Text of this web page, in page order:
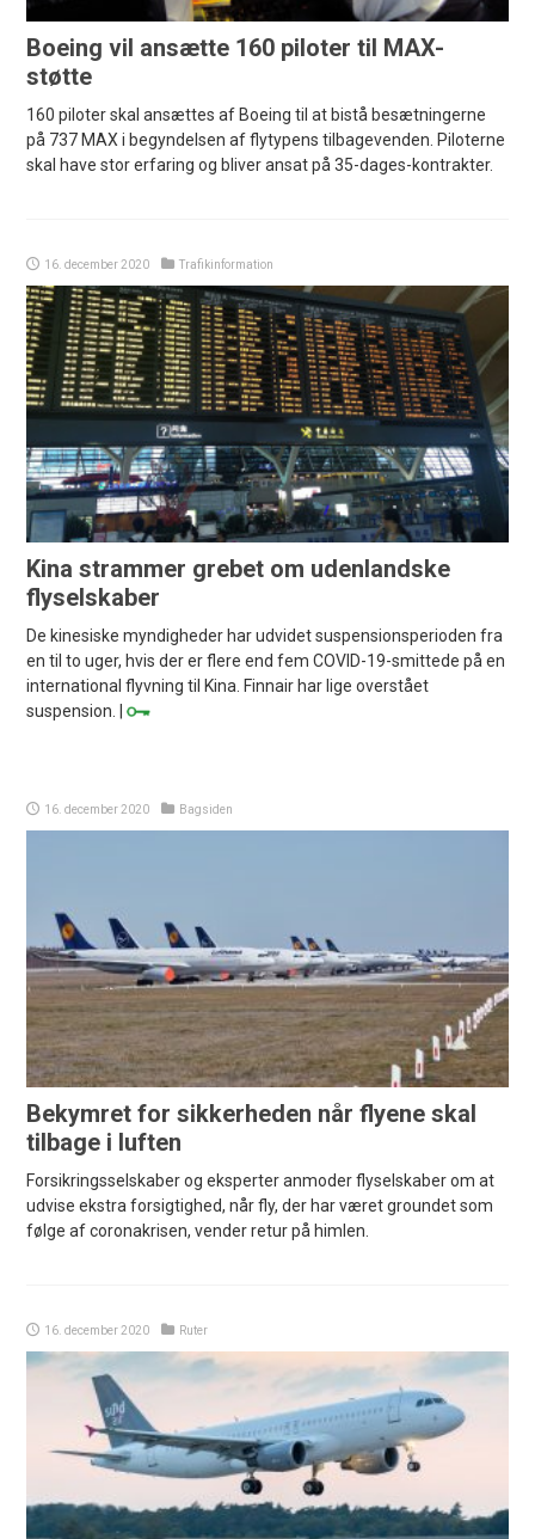
Boeing vil ansætte 160 piloter til MAX-
støtte
160 piloter skal ansættes af Boeing til at bistå besætningerne
på 737 MAX i begyndelsen af flytypens tilbagevenden. Piloterne
skal have stor erfaring og bliver ansat på 35-dages-kontrakter.
16. december 2020 Trafikinformation
Kina strammer grebet om udenlandske
flyselskaber
De kinesiske myndigheder har udvidet suspensionsperioden fra
en til to uger, hvis der er flere end fem COVID-19-smittede på en
international flyvning til Kina. Finnair har lige overstået
suspension. |
16. december 2020 Bagsiden
Bekymret for sikkerheden når flyene skal
tilbage i luften
Forsikringsselskaber og eksperter anmoder flyselskaber om at
udvise ekstra forsigtighed, når fly, der har været groundet som
følge af coronakrisen, vender retur på himlen.
16. december 2020 Ruter